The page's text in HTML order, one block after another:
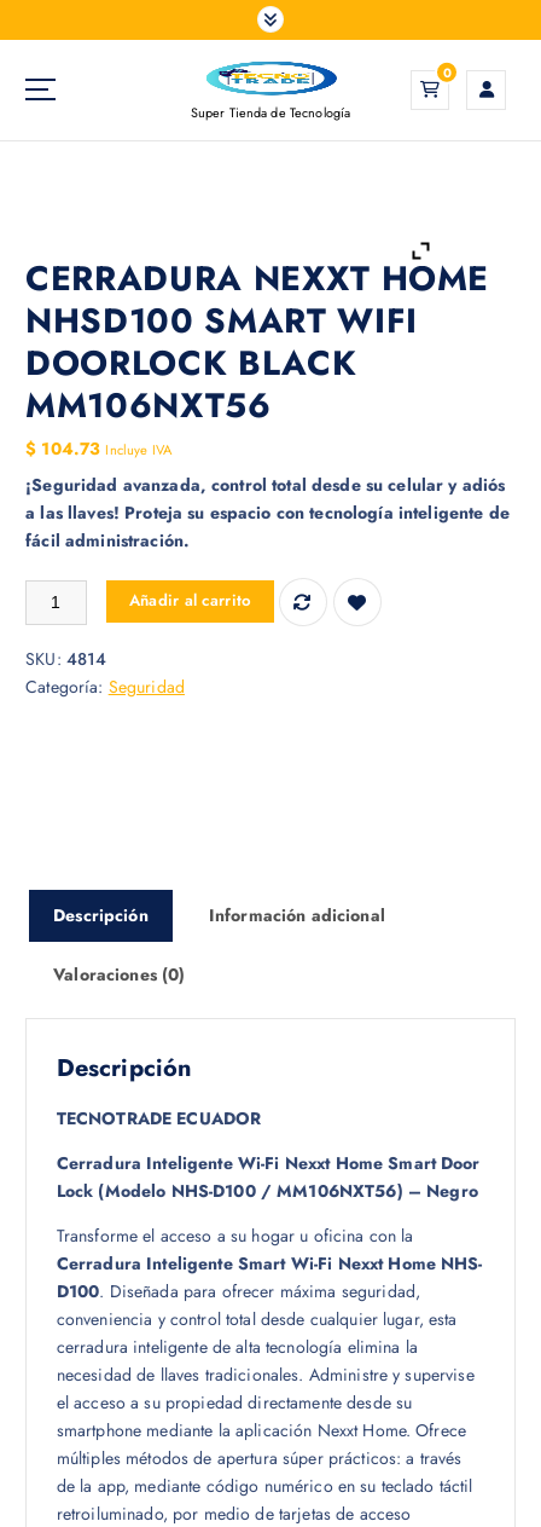
a
Super Tienda de Tecnología
0
CERRADURA NEXXT HOME
NHSD100 SMART WIFI
DOORLOCK BLACK
MM106NXT56
$ 104.73 Incluye IVA
¡Seguridad avanzada, control total desde su celular y adiós
a las llaves! Proteja su espacio con tecnología inteligente de
fácil administración.
CERRADURA NEXXT HOME NHSD100 SMART WIFI DOORLOCK
Añadir al carrito
SKU: 4814
Categoría: Seguridad
Descripción Información adicional
Valoraciones (0)
Descripción
TECNOTRADE ECUADOR
Cerradura Inteligente Wi-Fi Nexxt Home Smart Door
Lock (Modelo NHS-D100 / MM106NXT56) – Negro
Transforme el acceso a su hogar u oficina con la
Cerradura Inteligente Smart Wi-Fi Nexxt Home NHS-
D100. Diseñada para ofrecer máxima seguridad,
conveniencia y control total desde cualquier lugar, esta
cerradura inteligente de alta tecnología elimina la
necesidad de llaves tradicionales. Administre y supervise
el acceso a su propiedad directamente desde su
smartphone mediante la aplicación Nexxt Home. Ofrece
múltiples métodos de apertura súper prácticos: a través
de la app, mediante código numérico en su teclado táctil
retroiluminado, por medio de tarjetas de acceso